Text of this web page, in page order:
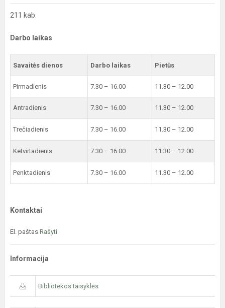
211 kab.
Darbo laikas
Savaitės dienos Darbo laikas Pietūs
Pirmadienis 7.30 – 16.00 11.30 – 12.00
Antradienis 7.30 – 16.00 11.30 – 12.00
Trečiadienis 7.30 – 16.00 11.30 – 12.00
Ketvirtadienis 7.30 – 16.00 11.30 – 12.00
Penktadienis 7.30 – 16.00 11.30 – 12.00
Kontaktai
El. paštas Rašyti
Informacija
Bibliotekos taisyklės